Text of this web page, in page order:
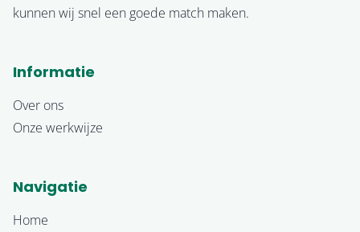
kunnen wij snel een goede match maken.
Informatie
Over ons
Onze werkwijze
Navigatie
Home